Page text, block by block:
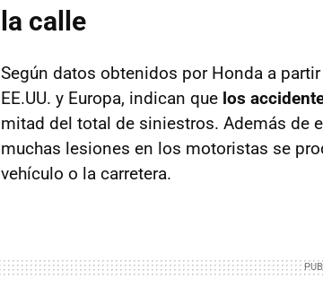
la calle
Según datos obtenidos por Honda a
EE.UU. y Europa, indican que los
mitad del total de siniestros. Además de
muchas lesiones en los motoristas se
vehículo o la carretera.